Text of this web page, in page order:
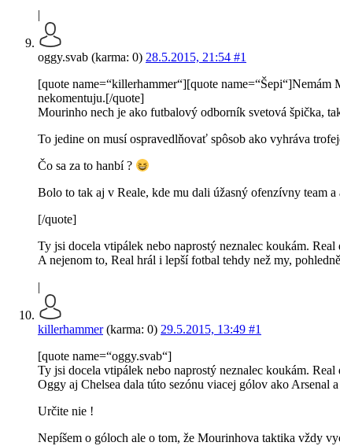
|
oggy.svab (karma: 0) 28.5.2015, 21:54 #1
[quote name=“killerhammer“][quote
nekomentuju.[/quote]
Mourinho nech je ako futbalový odborník svetová špička,
To jedine on musí ospravedlňovať spôsob ako vyhráva
Čo sa za to hanbí ?
Bolo to tak aj v Reale, kde mu dali úžasný ofenzívny team
[/quote]
Ty jsi docela vtipálek nebo naprostý neznalec koukám.
A nejenom to, Real hrál i lepší fotbal tehdy než my,
|
killerhammer(karma: 0) 29.5.2015, 13:49 #1
[quote name=“oggy.svab“]
Ty jsi docela vtipálek nebo naprostý neznalec koukám.
Oggy aj Chelsea dala túto sezónu viacej gólov ako Arsenal
Určite nie !
Nepíšem o góloch ale o tom, že Mourinhova taktika vždy